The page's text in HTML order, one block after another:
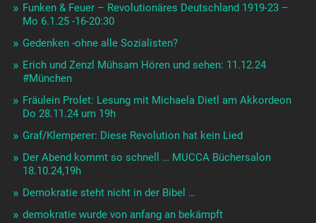
Funken & Feuer – Revolutionäres Deutschland 1919-23 –
Mo 6.1.25 -16-20:30
Gedenken -ohne alle Sozialisten?
Erich und Zenzl Mühsam Hören und sehen: 11.12.24
#München
Fräulein Prolet: Lesung mit Michaela Dietl am Akkordeon
Do 28.11.24 um 19h
Graf/Klemperer: Diese Revolution hat kein Lied
Der Abend kommt so schnell … MUCCA Büchersalon
18.10.24,19h
Demokratie steht nicht in der Bibel …
demokratie wurde von anfang an bekämpft